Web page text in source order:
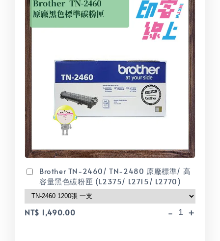
Brother TN-2460/ TN-2480 原廠標準/ 高
容量黑色碳粉匣 (L2375/ L2715/ L2770)
NT$ 1,490.00 - +